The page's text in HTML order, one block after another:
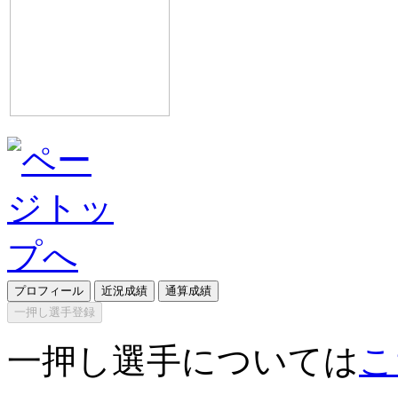
プロフィール 近況成績
通算成績
一押し選手登録
一押し選手については